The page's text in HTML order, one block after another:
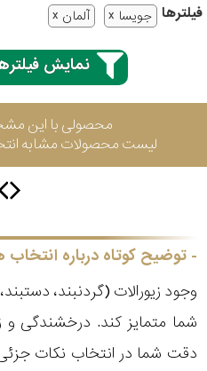
فیلتر‌ها جویسا آلمان
نمایش
محصولی با این
لیست محصولات مشابه
توضیح کوتاه درباره
وجود زیورالات (گردنبند،
شما متمایز کند. درخشندگی و
دقت شما در انتخاب نکات
3
اُمگا
برازوی
هویت
جویسا